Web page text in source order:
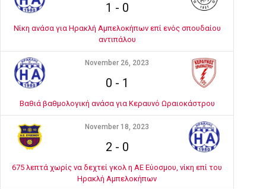
1 - 0
Νίκη ανάσα για Ηρακλή Αμπελοκήπων επί ενός σπουδαίου
αντιπάλου
November 26, 2023
0 - 1
Βαθιά βαθμολογική ανάσα για Κεραυνό Ωραιοκάστρου
November 18, 2023
2 - 0
675 λεπτά χωρίς να δεχτεί γκολ η ΑΕ Εύοσμου, νίκη επί του
Ηρακλή Αμπελοκήπων